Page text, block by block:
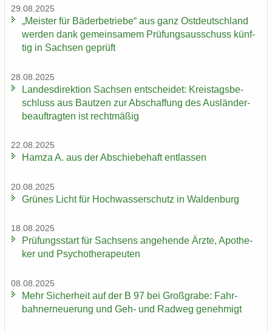
29.08.2025
„Meis­ter für Bä­der­be­trie­be“ aus ganz Ost­deutsch­land
wer­den dank ge­mein­sa­mem Prü­fungs­aus­schuss künf­
tig in Sach­sen ge­prüft
28.08.2025
Lan­des­di­rek­ti­on Sach­sen ent­schei­det: Kreis­tags­be­
schluss aus Baut­zen zur Ab­schaf­fung des Aus­län­der­
be­auf­trag­ten ist recht­mä­ßig
22.08.2025
Hamza A. aus der Ab­schie­be­haft ent­las­sen
20.08.2025
Grü­nes Licht für Hoch­was­ser­schutz in Wal­den­burg
18.08.2025
Prü­fungs­start für Sach­sens an­ge­hen­de Ärzte, Apo­the­
ker und Psy­cho­the­ra­peu­ten
08.08.2025
Mehr Si­cher­heit auf der B 97 bei Groß­gra­be: Fahr­
bahn­erneue­rung und Geh- und Rad­weg ge­neh­migt